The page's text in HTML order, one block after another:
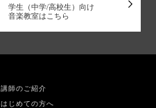
学生（中学/高校生）向け
音楽教室はこちら
講師のご紹介
はじめての方へ